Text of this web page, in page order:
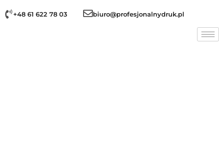
+48 61 622 78 03 biuro@profesjonalnydruk.pl